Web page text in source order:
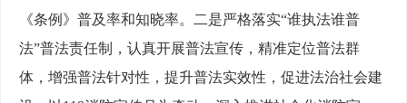
《条例》普及率和知晓率。二是严格落实“谁执法谁普
法”普法责任制，认真开展普法宣传，精准定位普法群
体，增强普法针对性，提升普法实效性，促进法治社会建